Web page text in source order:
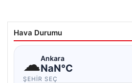
Hava Durumu
☁Ankara
NaN°C
ŞEHIR SEÇ